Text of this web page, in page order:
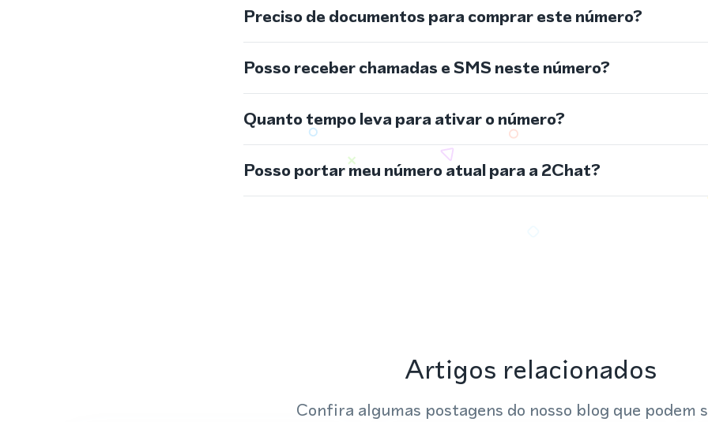
Preciso de documentos para comprar este número?
Posso receber chamadas e SMS neste número?
Quanto tempo leva para ativar o número?
Posso portar meu número atual para a 2Chat?
Artigos relacionados
Confira algumas postagens do nosso blog que podem